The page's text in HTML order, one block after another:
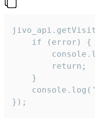
    if (error) {
        return;
    }
});